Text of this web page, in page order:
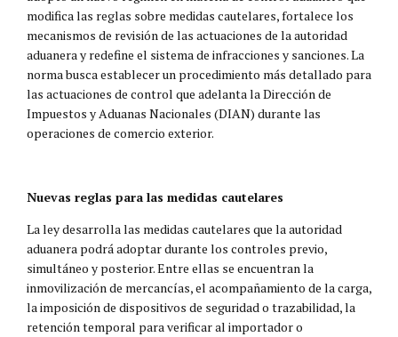
modifica las reglas sobre medidas cautelares, fortalece los
mecanismos de revisión de las actuaciones de la autoridad
aduanera y redefine el sistema de infracciones y sanciones. La
norma busca establecer un procedimiento más detallado para
las actuaciones de control que adelanta la Dirección de
Impuestos y Aduanas Nacionales (DIAN) durante las
operaciones de comercio exterior.
Nuevas reglas para las medidas cautelares
La ley desarrolla las medidas cautelares que la autoridad
aduanera podrá adoptar durante los controles previo,
simultáneo y posterior. Entre ellas se encuentran la
inmovilización de mercancías, el acompañamiento de la carga,
la imposición de dispositivos de seguridad o trazabilidad, la
retención temporal para verificar al importador o